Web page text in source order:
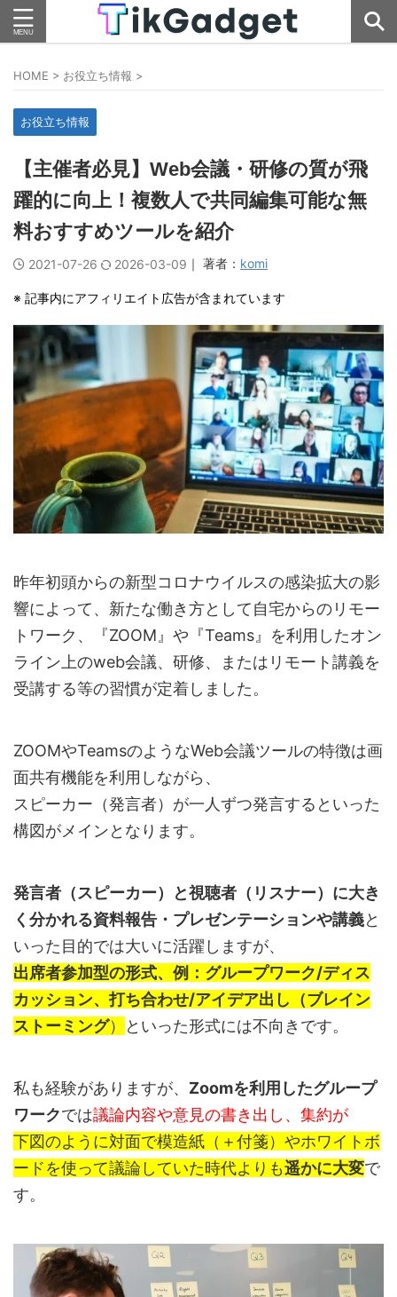
HOME > お役立ち情報 >
お役立ち情報
【主催者必見】Web会議・研修の質が飛
躍的に向上！複数人で共同編集可能な無
料おすすめツールを紹介
2021-07-26 2026-03-09 ｜ 著者： komi
※ 記事内にアフィリエイト広告が含まれています
昨年初頭からの新型コロナウイルスの感染拡大の影
響によって、新たな働き方として自宅からのリモー
トワーク、『ZOOM』や『Teams』を利用したオン
ライン上のweb会議、研修、またはリモート講義を
受講する等の習慣が定着しました。
ZOOMやTeamsのようなWeb会議ツールの特徴は画
面共有機能を利用しながら、
スピーカー（発言者）が一人ずつ発言するといった
構図がメインとなります。
発言者（スピーカー）と視聴者（リスナー）に大き
く分かれる資料報告・プレゼンテーションや講義と
いった目的では大いに活躍しますが、
出席者参加型の形式、例：グループワーク/ディス
カッション、打ち合わせ/アイデア出し（ブレイン
ストーミング） といった形式には不向きです。
私も経験がありますが、 Zoomを利用したグループ
ワークでは議論内容や意見の書き出し、集約が
下図のように対面で模造紙（＋付箋）やホワイトボ
ードを使って議論していた時代よりも遥かに大変で
す。